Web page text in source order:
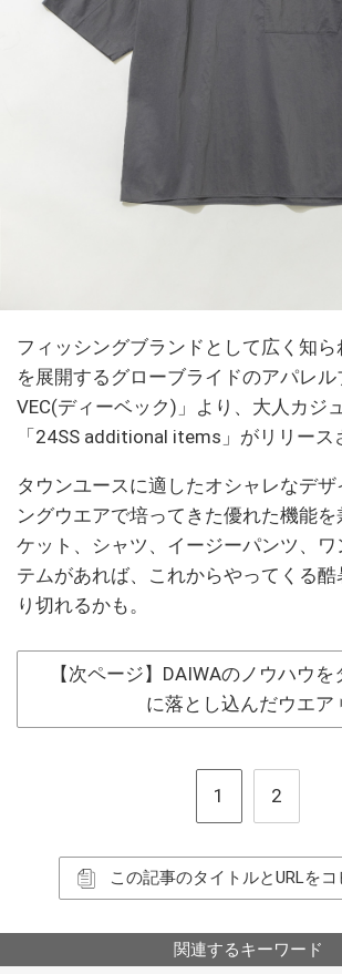
フィッシングブランドとして広く知ら
を展開するグローブライドのアパレル
VEC(ディーベック)」より、大人カジ
「24SS additional items」がリリース
タウンユースに適したオシャレなデ
ングウエアで培ってきた優れた機能
ケット、シャツ、イージーパンツ、ワ
テムがあれば、これからやってくる
り切れるかも。
【次ページ】DAIWAのノウハウを
に落とし込んだウエア
1 2
この記事のタイトルとURLをコ
関連するキーワード